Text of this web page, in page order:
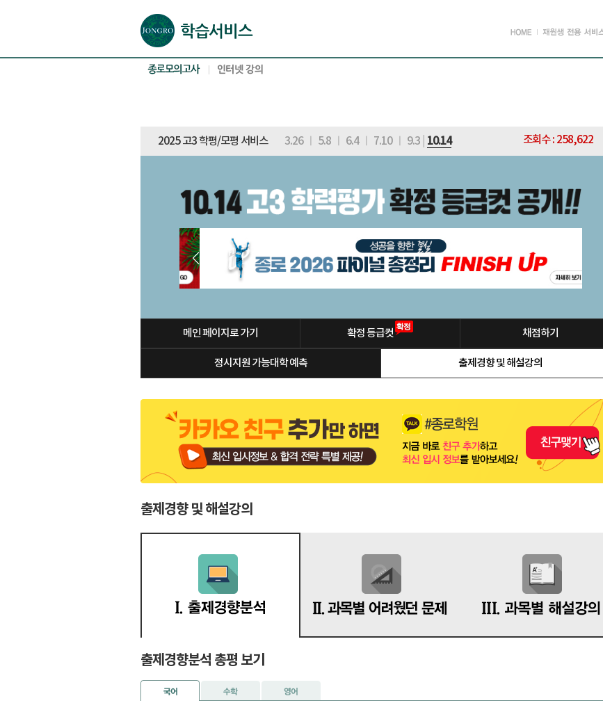
2025 고3 학평/모평 서비스 3.26ㅣ 5.8 6.4ㅣ 7.10ㅣ 9.3 10.14 조회수 : 258,622
메인 페이지로 가기 확정 등급컷 채점하기
정시지원 가능대학 예측 출제경향 및 해설강의
출제경향 및 해설강의
출제경향분석 총평 보기